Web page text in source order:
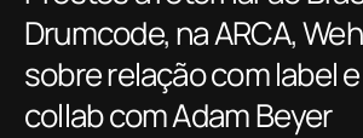
Drumcode, na ARCA,
sobre relação com label
collab com Adam Beyer